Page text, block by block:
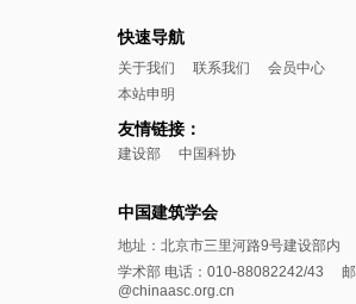
快速导航
关于我们 联系我们
会员中心
本站申明
友情链接：
建设部 中国科协
中国建筑学会
地址：北京市三里河路9号建设部内
学术部 电话：010-88082242/43
@chinaasc.org.cn